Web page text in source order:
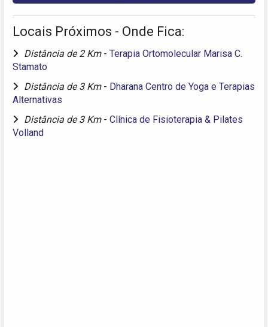
Locais Próximos - Onde Fica:
Distância de 2 Km - Terapia Ortomolecular Marisa C.
Stamato
Distância de 3 Km - Dharana Centro de Yoga e Terapias
Alternativas
Distância de 3 Km - Clínica de Fisioterapia & Pilates
Volland